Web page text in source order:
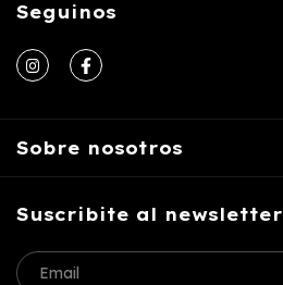
Seguinos
Sobre nosotros
Suscribite al newsletter